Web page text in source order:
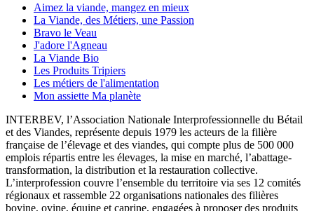
Aimez la viande, mangez en mieux
La Viande, des Métiers, une Passion
Bravo le Veau
J'adore l'Agneau
La Viande Bio
Les Produits Tripiers
Les métiers de l'alimentation
Mon assiette Ma planète
INTERBEV, l’Association Nationale Interprofessionnelle du Bétail
et des Viandes, représente depuis 1979 les acteurs de la filière
française de l’élevage et des viandes, qui compte plus de 500 000
emplois répartis entre les élevages, la mise en marché, l’abattage-
transformation, la distribution et la restauration collective.
L’interprofession couvre l’ensemble du territoire via ses 12 comités
régionaux et rassemble 22 organisations nationales des filières
bovine, ovine, équine et caprine, engagées à proposer des produits